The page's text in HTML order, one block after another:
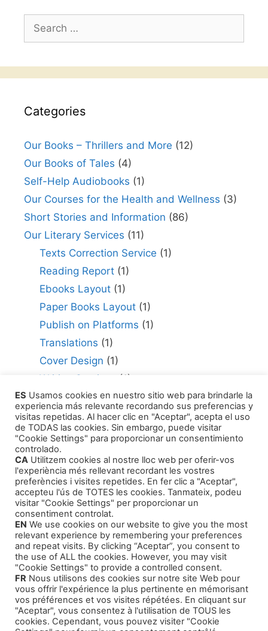
Search
for:
Categories
Our Books – Thrillers and More (12)
Our Books of Tales (4)
Self-Help Audiobooks (1)
Our Courses for the Health and Wellness (3)
Short Stories and Information (86)
Our Literary Services (11)
Texts Correction Service (1)
Reading Report(1)
Ebooks Layout(1)
Paper Books Layout(1)
Publish on Platforms (1)
Translations (1)
Cover Design (1)
Writing Services
(1)
Editing Consultant(1)
How to Publish Your Work(1)
Literary Agents(1)
Products
Children Tales
Training Courses
Our Self-Help Audiobooks
Thriller and Narrative
ES Usamos cookies en nuestro sitio web para brindarle la
experiencia más relevante recordando sus preferencias y
visitas repetidas. Al hacer clic en "Aceptar", acepta el uso
de TODAS las cookies. Sin embargo, puede visitar
"Cookie Settings" para proporcionar un consentimiento
controlado.
CA Utilitzem cookies al nostre lloc web per oferir-vos
l'experiència més rellevant recordant les vostres
preferències i visites repetides. En fer clic a "Aceptar",
accepteu l'ús de TOTES les cookies. Tanmateix, podeu
visitar "Cookie Settings" per proporcionar un
consentiment controlat.
EN We use cookies on our website to give you the most
relevant experience by remembering your preferences
and repeat visits. By clicking “Aceptar”, you consent to
the use of ALL the cookies. However, you may visit
"Cookie Settings" to provide a controlled consent.
FR Nous utilisons des cookies sur notre site Web pour
vous offrir l'expérience la plus pertinente en mémorisant
vos préférences et vos visites répétées. En cliquant sur
"Aceptar", vous consentez à l'utilisation de TOUS les
cookies. Cependant, vous pouvez visiter "Cookie